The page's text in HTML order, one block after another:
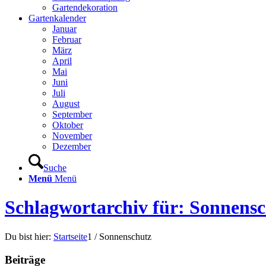
Gartendekoration
Gartenkalender
Januar
Februar
März
April
Mai
Juni
Juli
August
September
Oktober
November
Dezember
Suche
Menü Menü
Schlagwortarchiv für:
Du bist hier: Startseite1 / Sonnenschutz
Beiträge